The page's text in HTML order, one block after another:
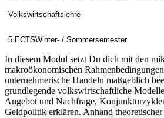
Volkswirtschaftslehre
5 ECTSWinter- / Sommersemester
In diesem Modul setzt Du dich mit den
makroökonomischen
unternehmerische Handeln maßgeblich
grundlegende volkswirtschaftliche
Angebot und Nachfrage,
Geldpolitik erklären. Anhand